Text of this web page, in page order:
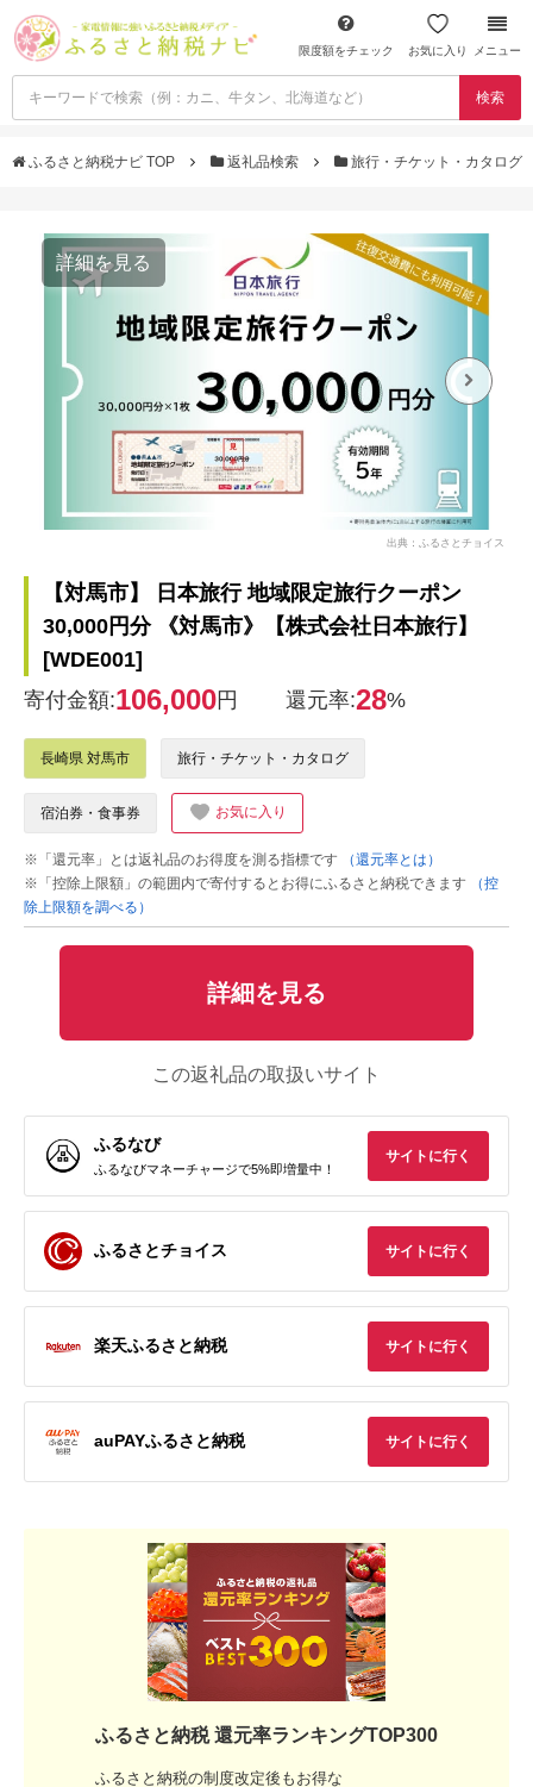
限度額をチェック お気に入り メニュー
検索
ふるさと納税ナビ TOP 返礼品検索 旅行・チケット・カタログ
詳細を見る
出典：ふるさとチョイス
【対馬市】 日本旅行 地域限定旅行クーポン
30,000円分 《対馬市》【株式会社日本旅行】
[WDE001]
寄付金額:106,000円 還元率:28%
長崎県 対馬市 旅行・チケット・カタログ
宿泊券・食事券 お気に入り
※「還元率」とは返礼品のお得度を測る指標です
（還元率とは）
※「控除上限額」の範囲内で寄付するとお得にふるさと納税できます
（控
除上限額を調べる）
詳細を見る
この返礼品の取扱いサイト
ふるなび
ふるなびマネーチャージで5%即増量中！
サイトに行く
ふるさとチョイス サイトに行く
楽天ふるさと納税 サイトに行く
auPAYふるさと納税 サイトに行く
ふるさと納税 還元率ランキングTOP300
ふるさと納税の制度改定後もお得な